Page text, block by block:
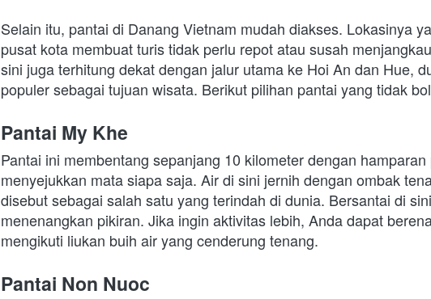
Selain itu, pantai di Danang Vietnam mudah diakses. Lokasinya
pusat kota membuat turis tidak perlu repot atau susah
sini juga terhitung dekat dengan jalur utama ke Hoi An dan Hue,
populer sebagai tujuan wisata. Berikut pilihan pantai yang tidak
Pantai My Khe
Pantai ini membentang sepanjang 10 kilometer dengan
menyejukkan mata siapa saja. Air di sini jernih dengan ombak
disebut sebagai salah satu yang terindah di dunia. Bersantai di
menenangkan pikiran. Jika ingin aktivitas lebih, Anda dapat
mengikuti liukan buih air yang cenderung tenang.
Pantai Non Nuoc